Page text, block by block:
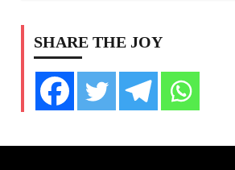
SHARE THE JOY